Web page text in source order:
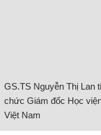
GS.TS Nguyễn Thị Lan
chức Giám đốc Học
Việt Nam